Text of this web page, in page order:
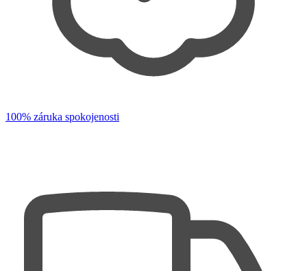
100% záruka spokojenosti